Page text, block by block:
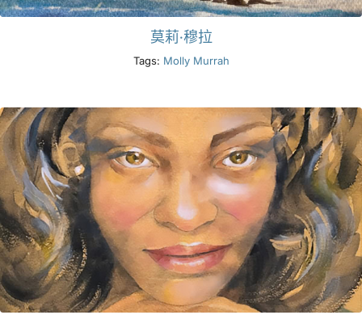
莫莉·穆拉
Tags: Molly Murrah